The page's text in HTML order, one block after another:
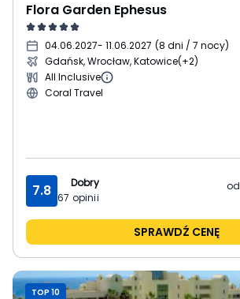
Flora Garden Ephesus
04.06.2027- 11.06.2027 (8 dni / 7 nocy)
Gdańsk, Wrocław, Katowice(+2)
All Inclusive
Coral Travel
7.8
Dobry
67 opinii
od
SPRAWDŹ CENĘ
TOP 10